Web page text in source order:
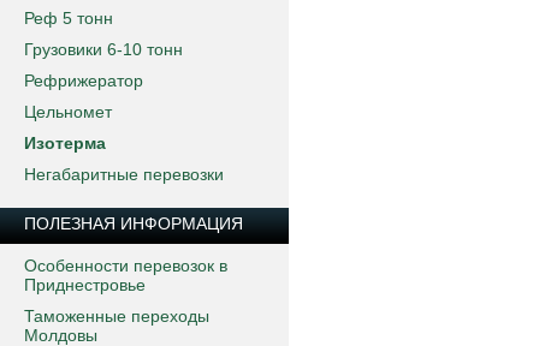
Реф 5 тонн
Грузовики 6-10 тонн
Рефрижератор
Цельномет
Изотерма
Негабаритные перевозки
ПОЛЕЗНАЯ ИНФОРМАЦИЯ
Особенности перевозок в
Приднестровье
Таможенные переходы
Молдовы